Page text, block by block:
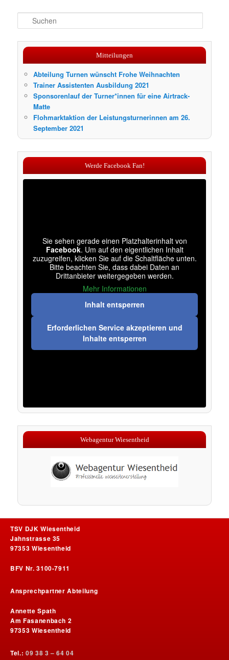
u
Mitteilungen
Abteilung Turnen wünscht Frohe Weihnachten
Trainer Assistenten Ausbildung 2021
Sponsorenlauf der Turner*innen für eine Airtrack-
Matte
Flohmarktaktion der Leistungsturnerinnen am 26.
September 2021
Werde Facebook Fan!
Sie sehen gerade einen Platzhalterinhalt von
Facebook. Um auf den eigentlichen Inhalt
zuzugreifen, klicken Sie auf die Schaltfläche unten.
Bitte beachten Sie, dass dabei Daten an
Drittanbieter weitergegeben werden.
Mehr Informationen
Inhalt entsperren
Erforderlichen Service akzeptieren und
Inhalte entsperren
Webagentur Wiesentheid
TSV DJK Wiesentheid
Jahnstrasse 35
97353 Wiesentheid
BFV Nr. 3100-7911
Ansprechpartner Abteilung
Annette Spath
Am Fasanenbach 2
97353 Wiesentheid
Tel.: 09 38 3 – 64 04